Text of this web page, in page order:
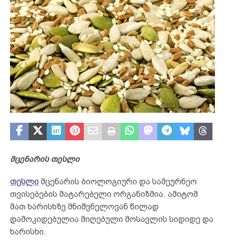
მცენარის თესლი
თესლი მცენარის ბიოლოგიური და სამეურნეო
თვისებების მატარებელი ორგანიზმია. ამიტომ
მათ ხარისხზე მნიშვნელოვან წილად
დამოკიდებულია მიღებული მოსავლის სიდიდე და
ხარისხი.